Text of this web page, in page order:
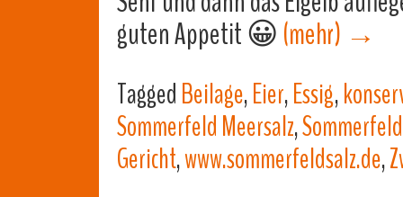
guten Appetit 😀 (mehr) →
TaggedBeilage,Eier,Essig,
Sommerfeld Meersalz,
Gericht,www.sommerfeldsalz.de,